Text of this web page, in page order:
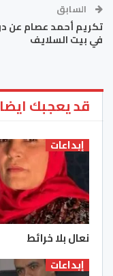
السابق
تكريم أحمد عصام عن
في بيت السلايف
قد يعجبك ايضا
إبداعات
نعال بلا خرائط
إبداعات